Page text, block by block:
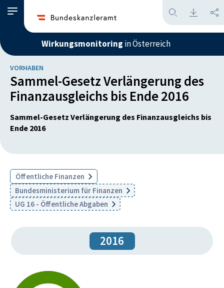
Wirkungsmonitoring in Österreich
VORHABEN
Sammel-Gesetz Verlängerung des
Finanzausgleichs bis Ende 2016
Sammel-Gesetz Verlängerung des Finanzausgleichs bis
Ende 2016
Öffentliche Finanzen
Bundesministerium für Finanzen
UG 16 - Öffentliche Abgaben
2016